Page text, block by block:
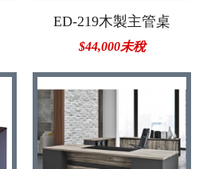
ED-219木製主管桌
$44,000未稅